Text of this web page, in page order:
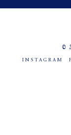
©
INSTAGRAM